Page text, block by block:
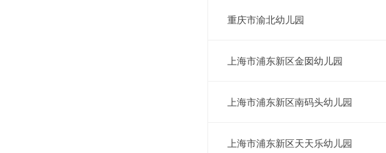
重庆市渝北幼儿园
上海市浦东新区金囡幼儿园
上海市浦东新区南码头幼儿园
上海市浦东新区天天乐幼儿园